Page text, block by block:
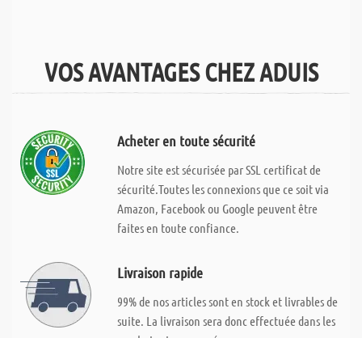
VOS AVANTAGES CHEZ ADUIS
Acheter en toute sécurité
Notre site est sécurisée par SSL certificat de
sécurité.Toutes les connexions que ce soit via
Amazon, Facebook ou Google peuvent être
faites en toute confiance.
Livraison rapide
99% de nos articles sont en stock et livrables de
suite. La livraison sera donc effectuée dans les